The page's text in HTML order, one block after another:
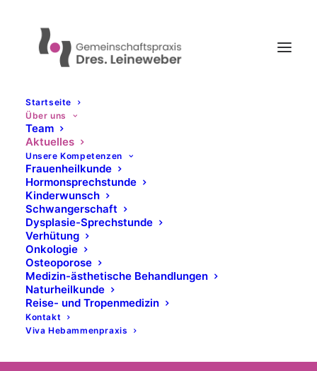
Startseite
Über uns
Team
Aktuelles
Unsere Kompetenzen
Frauenheilkunde
Hormonsprechstunde
Kinderwunsch
Schwangerschaft
Dysplasie-Sprechstunde
Verhütung
Onkologie
Osteoporose
Medizin-ästhetische Behandlungen
Naturheilkunde
Reise- und Tropenmedizin
Kontakt
Viva Hebammenpraxis